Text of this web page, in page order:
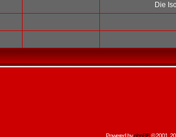
Die
Powered byphpBB© 2001,